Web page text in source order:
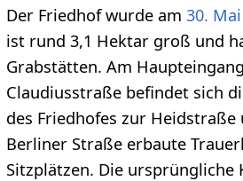
Der Friedhof wurde am 30. Mai
ist rund 3,1 Hektar groß und
Grabstätten. Am
Claudiusstraße befindet sich
des Friedhofes zur
Berliner Straße erbaute
Sitzplätzen. Die ursprüngliche